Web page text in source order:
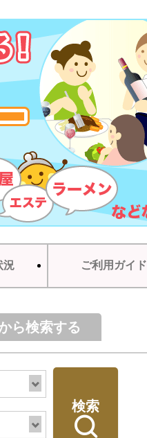
況 ご利用ガイド
ら検索する
検索